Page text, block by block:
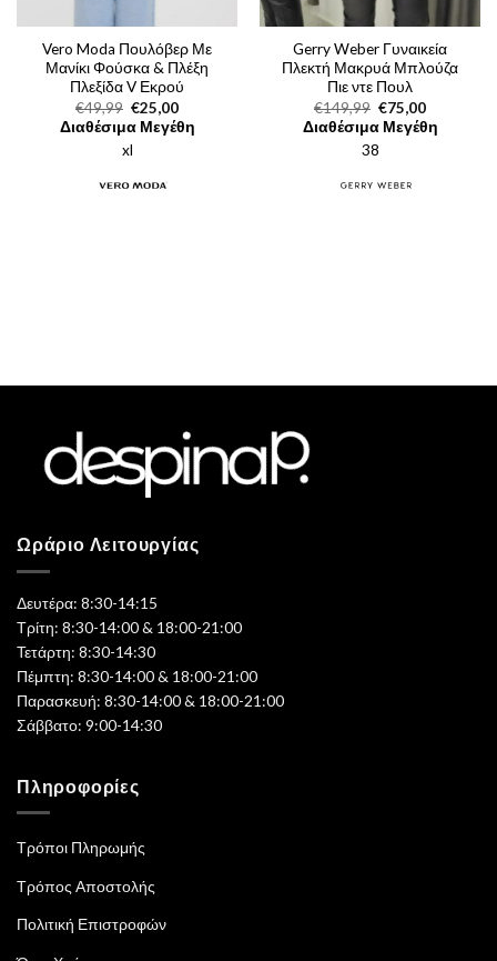
Vero Moda Πουλόβερ Με
Μανίκι Φούσκα & Πλέξη
Πλεξίδα V Εκρού
€49,99 Original
price
was:
€49,99.
€25,00Η
τρέχουσα
τιμή
Διαθέσιμα Μεγέθη
xl
Gerry Weber Γυναικεία
Πλεκτή Μακρυά Μπλούζα
Πιε ντε Πουλ
€149,99 Original
price
was:
€149,99.
€75,00Η
τρέχουσα
τιμή
Διαθέσιμα Μεγέθη
38
Ωράριο Λειτουργίας
Δευτέρα: 8:30-14:15
Τρίτη: 8:30-14:00 & 18:00-21:00
Τετάρτη: 8:30-14:30
Πέμπτη: 8:30-14:00 & 18:00-21:00
Παρασκευή: 8:30-14:00 & 18:00-21:00
Σάββατο: 9:00-14:30
Πληροφορίες
Τρόποι Πληρωμής
Τρόπος Αποστολής
Πολιτική Επιστροφών